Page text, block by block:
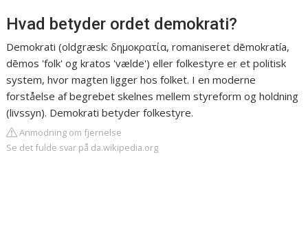
Hvad betyder ordet demokrati?
Demokrati (oldgræsk: δημοκρατία, romaniseret dēmokratía,
dēmos 'folk' og kratos 'vælde') eller folkestyre er et politisk
system, hvor magten ligger hos folket. I en moderne
forståelse af begrebet skelnes mellem styreform og holdning
(livssyn). Demokrati betyder folkestyre.
Anmodning om fjernelse
Se det fulde svar på da.wikipedia.org